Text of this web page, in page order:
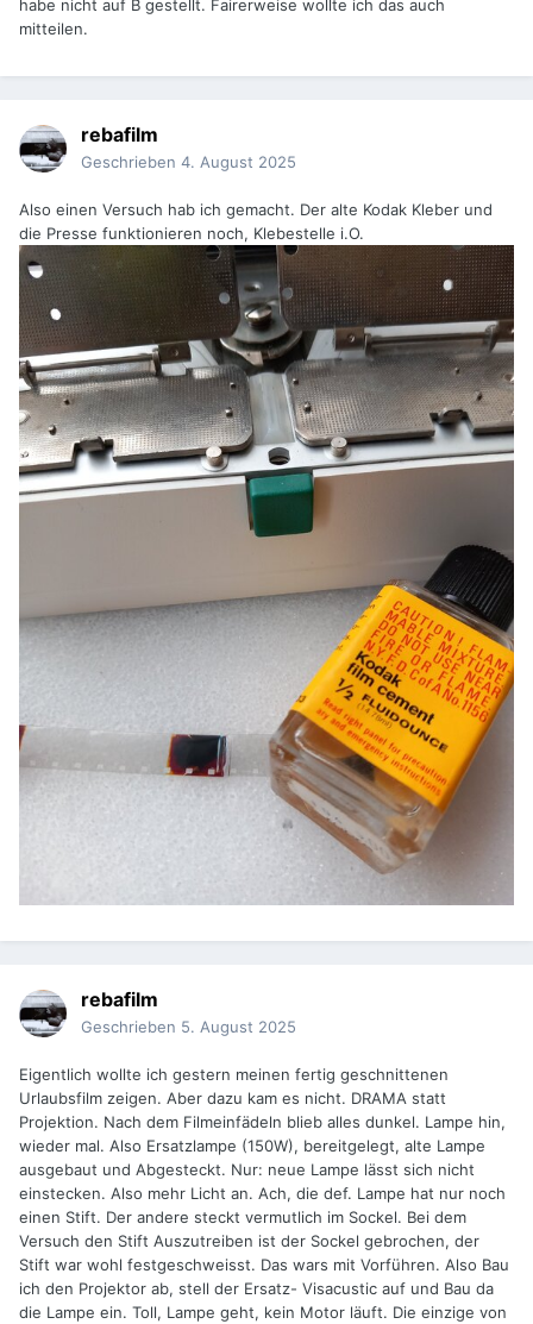
habe nicht auf B gestellt. Fairerweise wollte ich das auch
mitteilen.
rebafilm
Geschrieben 4. August 2025
Also einen Versuch hab ich gemacht. Der alte Kodak Kleber und
die Presse funktionieren noch, Klebestelle i.O.
rebafilm
Geschrieben 5. August 2025
Eigentlich wollte ich gestern meinen fertig geschnittenen
Urlaubsfilm zeigen. Aber dazu kam es nicht. DRAMA statt
Projektion. Nach dem Filmeinfädeln blieb alles dunkel. Lampe hin,
wieder mal. Also Ersatzlampe (150W), bereitgelegt, alte Lampe
ausgebaut und Abgesteckt. Nur: neue Lampe lässt sich nicht
einstecken. Also mehr Licht an. Ach, die def. Lampe hat nur noch
einen Stift. Der andere steckt vermutlich im Sockel. Bei dem
Versuch den Stift Auszutreiben ist der Sockel gebrochen, der
Stift war wohl festgeschweisst. Das wars mit Vorführen. Also Bau
ich den Projektor ab, stell der Ersatz- Visacustic auf und Bau da
die Lampe ein. Toll, Lampe geht, kein Motor läuft. Die einzige von